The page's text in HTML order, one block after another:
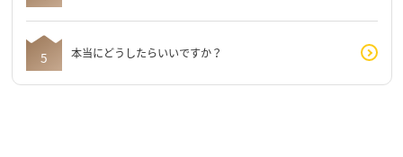
本当にどうしたらいいですか？